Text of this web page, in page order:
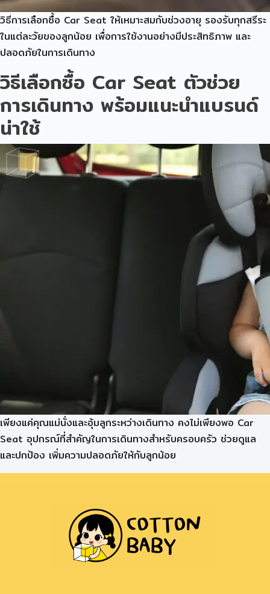
วิธีการเลือกซื้อ Car Seat ให้เหมาะสมกับช่วงอายุ รองรับทุกสรีระ
ในแต่ละวัยของลูกน้อย เพื่อการใช้งานอย่างมีประสิทธิภาพ และ
ปลอดภัยในการเดินทาง
วิธีเลือกซื้อ Car Seat ตัวช่วย
การเดินทาง พร้อมแนะนำแบรนด์
น่าใช้
เพียงแค่คุณแม่นั่งและอุ้มลูกระหว่างเดินทาง คงไม่เพียงพอ Car
Seat อุปกรณ์ที่สำคัญในการเดินทางสำหรับครอบครัว ช่วยดูแล
และปกป้อง เพิ่มความปลอดภัยให้กับลูกน้อย